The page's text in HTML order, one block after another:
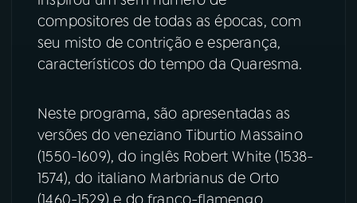
08PRÊMIO RÁDIO MEC
ACOMPANHE A RÁDIO MEC
YouTube Facebook
Instagram
TikTok
compositores de todas as épocas, com
seu misto de contrição e esperança,
característicos do tempo da Quaresma.
Neste programa, são apresentadas as
versões do veneziano Tiburtio Massaino
(1550-1609), do inglês Robert White (1538-
1574), do italiano Marbrianus de Orto